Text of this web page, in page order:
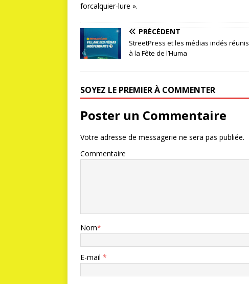
forcalquier-lure ».
PRÉCÉDENT
StreetPress et les médias indés réunis
à la Fête de l’Huma
SOYEZ LE PREMIER À COMMENTER
Poster un Commentaire
Votre adresse de messagerie ne sera pas publiée.
Commentaire
Nom*
E-mail *